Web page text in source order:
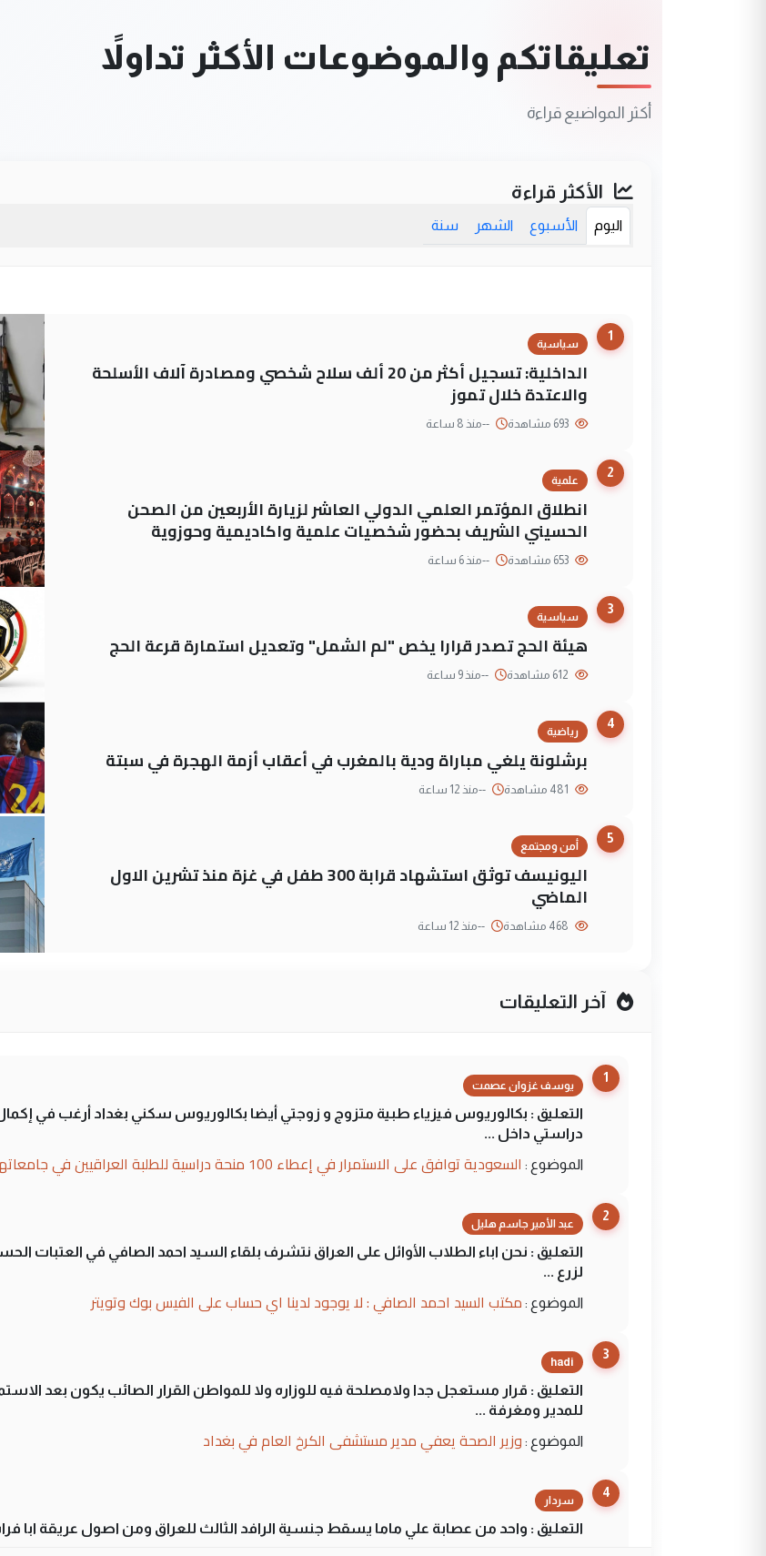
تعليقاتكم والموضوعات الأكثر تداولاً
أكثر المواضيع قراءة
الأكثر قراءة
اليوم الأسبوع الشهر سنة
1
سياسية
الداخلية: تسجيل أكثر من 20 ألف سلاح شخصي ومصادرة آلاف الأسلحة
والاعتدة خلال تموز
--منذ 8 ساعة
2
علمية
انطلاق المؤتمر العلمي الدولي العاشر لزيارة الأربعين من الصحن
الحسيني الشريف بحضور شخصيات علمية واكاديمية وحوزوية
--منذ 6 ساعة
3
سياسية
هيئة الحج تصدر قرارا يخص "لم الشمل" وتعديل استمارة قرعة الحج
--منذ 9 ساعة
4
رياضية
برشلونة يلغي مباراة ودية بالمغرب في أعقاب أزمة الهجرة في سبتة
--منذ 12 ساعة
5
أمن ومجتمع
اليونيسف توثق استشهاد قرابة 300 طفل في غزة منذ تشرين الاول
الماضي
--منذ 12 ساعة
آخر التعليقات
1
يوسف غزوان عصمت
التعليق : بكالوريوس فيزياء طبية متزوج و زوجتي أيضا بكالوريوس سكني بغداد أرغب في
دراستي داخل ...
الموضوع : السعودية توافق على الاستمرار في إعطاء 100 منحة دراسية للطلبة العراقيين في جامعاتها سنويا
2
عبد الأمير جاسم هليل
التعليق : نحن اباء الطلاب الأوائل على العراق نتشرف بلقاء السيد احمد الصافي في العتبات
لزرع ...
الموضوع : مكتب السيد احمد الصافي : لا يوجود لدينا اي حساب على الفيس بوك وتويتر
3
hadi
التعليق : قرار مستعجل جدا ولامصلحة فيه للوزاره ولا للمواطن القرار الصائب يكون بعد
للمدير ومغرفة ...
الموضوع : وزير الصحة يعفي مدير مستشفى الكرخ العام في بغداد
4
سردار
التعليق : واحد من عصابة علي ماما يسقط جنسية الرافد الثالث للعراق ومن اصول عريقة ابا